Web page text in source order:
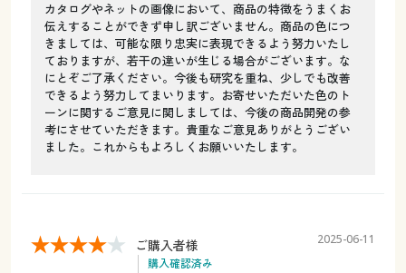
カタログやネットの画像において、商品の特徴をうまくお
伝えすることができず申し訳ございません。商品の色につ
きましては、可能な限り忠実に表現できるよう努力いたし
ておりますが、若干の違いが生じる場合がございます。な
にとぞご了承ください。今後も研究を重ね、少しでも改善
できるよう努力してまいります。お寄せいただいた色のト
ーンに関するご意見に関しましては、今後の商品開発の参
考にさせていただきます。貴重なご意見ありがとうござい
ました。これからもよろしくお願いいたします。
ご購入者様
購入確認済み
2025-06-11